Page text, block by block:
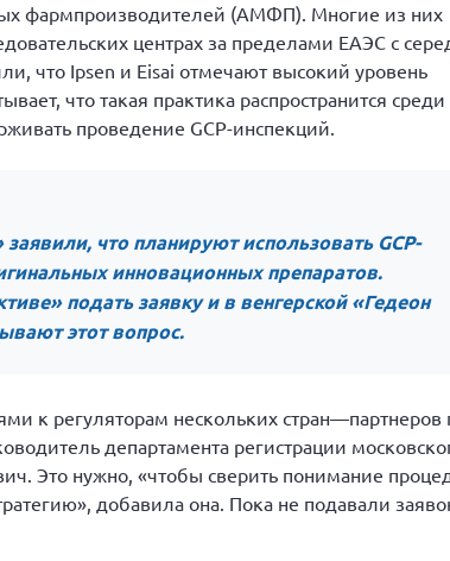
фармпроизводителей (АМФП). Многие из них
центрах за пределами ЕАЭС с
что Ipsen и Eisai отмечают высокий уровень
что такая практика распространится среди
проведение GCP-инспекций.
что планируют использовать GCP-
инновационных препаратов.
подать заявку и в венгерской «Гедеон
этот вопрос.
к регуляторам нескольких стран—партнеров
департамента регистрации
Это нужно, «чтобы сверить понимание
добавила она. Пока не подавали